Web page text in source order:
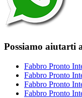
Possiamo aiutarti
Fabbro Pronto
Fabbro Pronto
Fabbro Pronto
Fabbro Pronto